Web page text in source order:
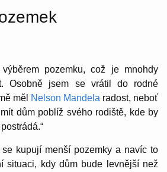
pozemku, což je mnohdy
Osobně jsem se vrátil do rodné
měl Nelson Mandela radost, neboť
dům poblíž svého rodiště, kde by
kupují menší pozemky a navíc to
situaci, kdy dům bude levnější než